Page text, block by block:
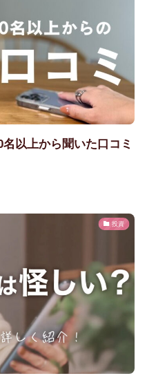
以上から聞いた口コミ
投資